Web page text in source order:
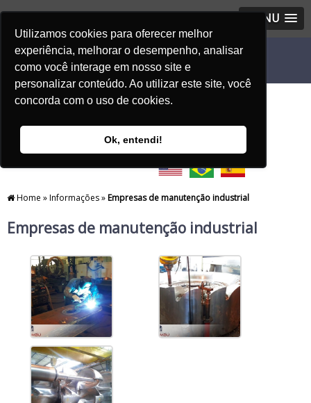
Utilizamos cookies para oferecer melhor
experiência, melhorar o desempenho, analisar
como você interage em nosso site e
personalizar conteúdo. Ao utilizar este site, você
concorda com o uso de cookies.
Ok, entendi!
MENU
Home »Informações»Empresas de manutenção industrial
Empresas de manutenção industrial